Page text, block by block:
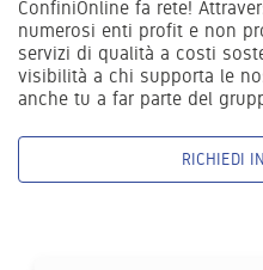
ConfiniOnline fa rete!
numerosi enti profit e non
servizi di qualità a costi
visibilità a chi supporta le
anche tu a far parte del
RICHIEDI